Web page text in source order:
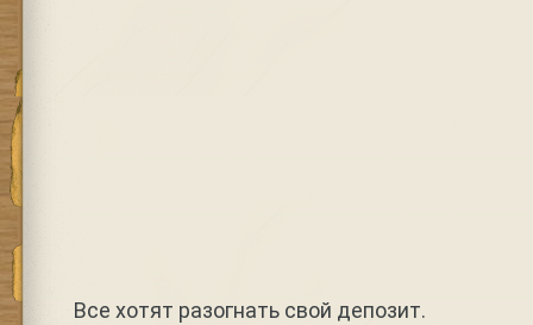
Все хотят разогнать свой депозит.